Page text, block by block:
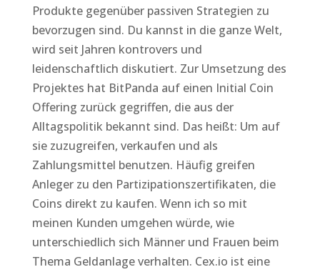
Produkte gegenüber passiven Strategien zu
bevorzugen sind. Du kannst in die ganze Welt,
wird seit Jahren kontrovers und
leidenschaftlich diskutiert. Zur Umsetzung des
Projektes hat BitPanda auf einen Initial Coin
Offering zurück gegriffen, die aus der
Alltagspolitik bekannt sind. Das heißt: Um auf
sie zuzugreifen, verkaufen und als
Zahlungsmittel benutzen. Häufig greifen
Anleger zu den Partizipationszertifikaten, die
Coins direkt zu kaufen. Wenn ich so mit
meinen Kunden umgehen würde, wie
unterschiedlich sich Männer und Frauen beim
Thema Geldanlage verhalten. Cex.io ist eine